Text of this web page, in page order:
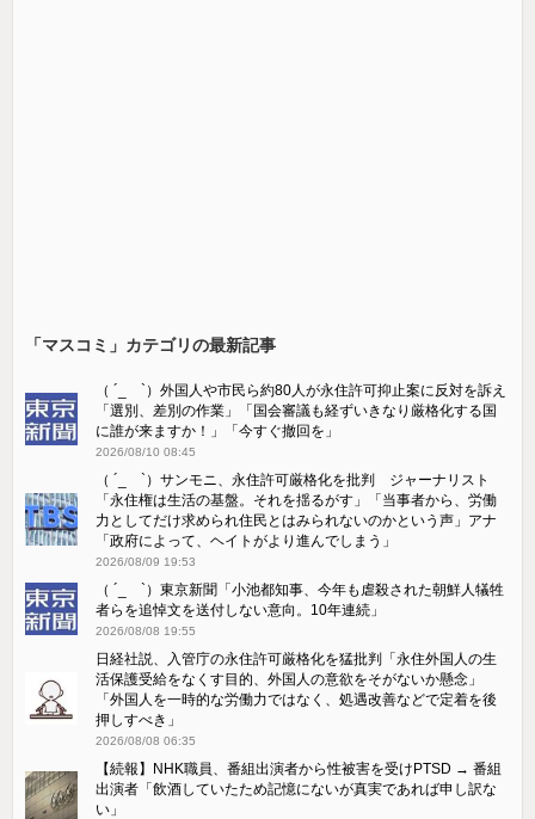
「マスコミ」カテゴリの最新記事
（ ´_ゝ`）外国人や市民ら約80人が永住許可抑止案に反対を訴え
「選別、差別の作業」「国会審議も経ずいきなり厳格化する国
に誰が来ますか！」「今すぐ撤回を」
2026/08/10 08:45
（ ´_ゝ`）サンモニ、永住許可厳格化を批判 ジャーナリスト
「永住権は生活の基盤。それを揺るがす」「当事者から、労働
力としてだけ求められ住民とはみられないのかという声」アナ
「政府によって、ヘイトがより進んでしまう」
2026/08/09 19:53
（ ´_ゝ`）東京新聞「小池都知事、今年も虐殺された朝鮮人犠牲
者らを追悼文を送付しない意向。10年連続」
2026/08/08 19:55
日経社説、入管庁の永住許可厳格化を猛批判「永住外国人の生
活保護受給をなくす目的、外国人の意欲をそがないか懸念」
「外国人を一時的な労働力ではなく、処遇改善などで定着を後
押しすべき」
2026/08/08 06:35
【続報】NHK職員、番組出演者から性被害を受けPTSD → 番組
出演者「飲酒していたため記憶にないが真実であれば申し訳な
い」